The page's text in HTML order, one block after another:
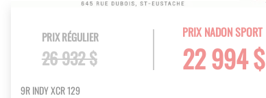
PRIX NADON SPORT
22 994 $
PRIX RÉGULIER
26 932 $
9R INDY XCR 129